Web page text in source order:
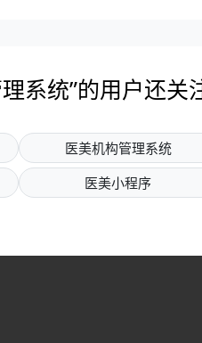
系统”的用户还关
医美机构管理系统
医美小程序